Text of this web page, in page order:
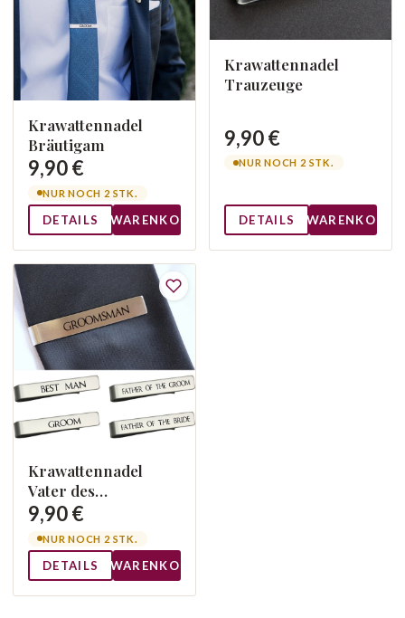
Krawattennadel
Bräutigam
9,90 €
NUR NOCH 2 STK.
DETAILS WARENKORB
Krawattennadel
Trauzeuge
9,90 €
NUR NOCH 2 STK.
DETAILS WARENKORB
Krawattennadel
Vater des
Bräutigams
9,90 €
NUR NOCH 2 STK.
DETAILS WARENKORB